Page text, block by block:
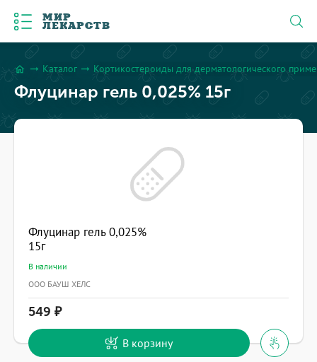
МИР
ЛЕКАРСТВ
home arrow_right_alt Каталог arrow_right_alt Кортикостероиды для дерматологического
Флуцинар гель 0,025% 15г
Флуцинар гель 0,025%
15г
В наличии
ООО БАУШ ХЕЛС
549
В корзину